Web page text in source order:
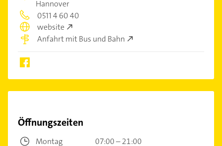
Hannover
0511 4 60 40
website
Anfahrt mit Bus und Bahn
Öffnungszeiten
Montag
07:00 – 21:00